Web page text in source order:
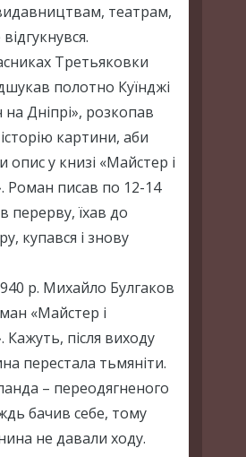
театрам,
Третьяковки
полотно Куїнджі
на Дніпрі», розкопав
картини, аби
опис у книзі «Майстер і
Роман писав по 12-14
перерву, їхав до
купався і знову
р. Михайло Булгаков
«Майстер і
Кажуть, після виходу
перестала тьмяніти.
– переодягненого
бачив себе, тому
не давали ходу.